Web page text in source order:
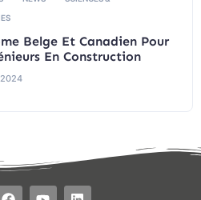
Belge Et Canadien Pour
En Construction